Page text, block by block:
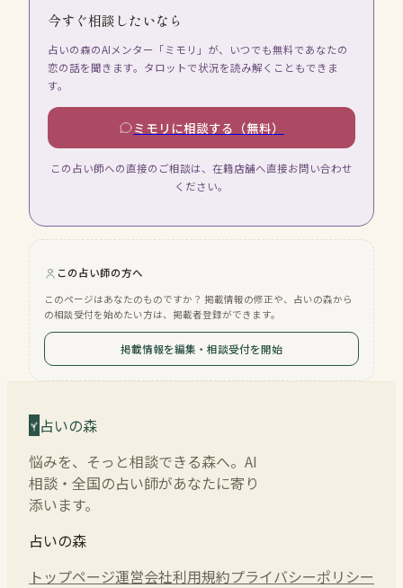
今すぐ相談したいなら
占いの森のAIメンター「ミモリ」が、いつでも無料であなたの
恋の話を聞きます。タロットで状況を読み解くこともできま
す。
ミモリに相談する（無料）
この占い師への直接のご相談は、在籍店舗へ直接お問い合わせ
ください。
この占い師の方へ
このページはあなたのものですか？ 掲載情報の修正や、占いの森から
の相談受付を始めたい方は、掲載者登録ができます。
掲載情報を編集・相談受付を開始
占いの森
悩みを、そっと相談できる森へ。AI
相談・全国の占い師があなたに寄り
添います。
占いの森
トップページ運営会社利用規約プライバシーポリシー